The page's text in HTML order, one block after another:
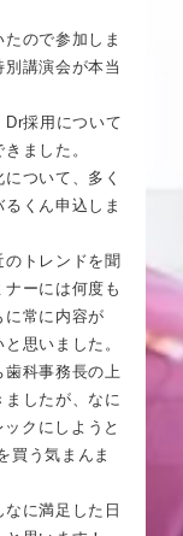
ので参加しま
講演会が本当
採用について
ました。
ついて、多く
くん申込しま
トレンドを聞
ーには何度も
に常に内容が
思いました。
歯科事務長の上
したが、なに
クにしようと
買う気まんま
に満足した日